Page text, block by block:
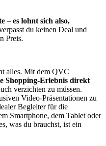
– es lohnt sich also,
du keinen Deal und
Preis.
alles. Mit dem QVC
Shopping-Erlebnis direkt
verzichten zu müssen.
Video-Präsentationen zu
Begleiter für die
Smartphone, dem Tablet oder
was du brauchst, ist ein